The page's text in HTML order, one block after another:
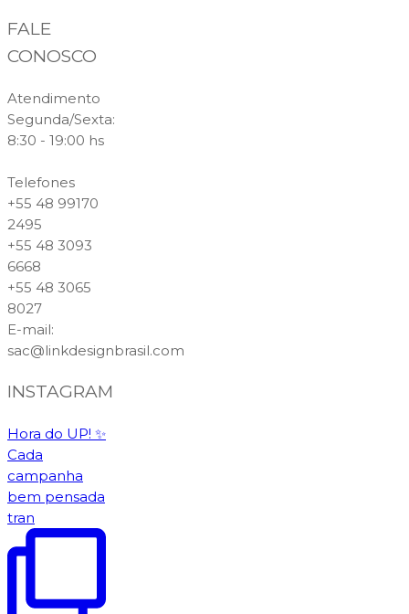
FALE
CONOSCO
Atendimento
Segunda/Sexta:
8:30 - 19:00 hs
Telefones
+55 48 99170
2495
+55 48 3093
6668
+55 48 3065
8027
E-mail:
sac@linkdesignbrasil.com
INSTAGRAM
Hora do UP! ✨️
Cada
campanha
bem pensada
tran